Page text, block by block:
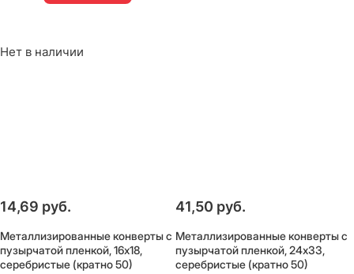
Нет в наличии
14,69 руб.
Металлизированные конверты с
пузырчатой пленкой, 16х18,
серебристые (кратно 50)
41,50 руб.
Металлизированные конверты с
пузырчатой пленкой, 24х33,
серебристые (кратно 50)